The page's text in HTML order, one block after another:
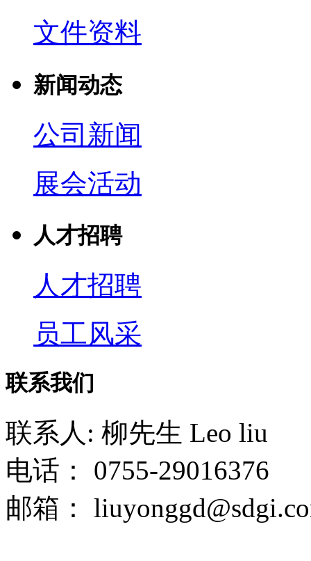
文件资料
新闻动态
公司新闻
展会活动
人才招聘
人才招聘
员工风采
联系我们
联系人: 柳先生 Leo liu
电话： 0755-29016376
邮箱：